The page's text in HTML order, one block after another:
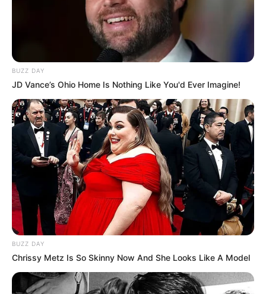
BUZZ DAY
JD Vance’s Ohio Home Is Nothing Like You'd Ever Imagine!
BUZZ DAY
Chrissy Metz Is So Skinny Now And She Looks Like A Model